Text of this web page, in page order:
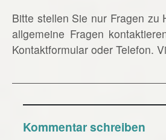
Bitte stellen Sie nur Fragen zu
allgemeine Fragen
Kontaktformular oder Telefon.
Kommentar schreiben